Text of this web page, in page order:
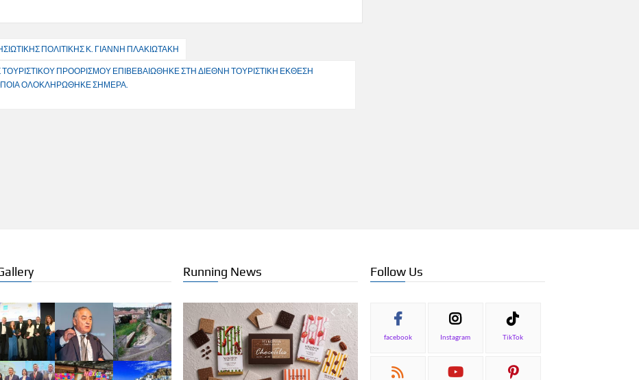
ΠΟΛΙΤΙΚΗΣ Κ. ΓΙΑΝΝΗ ΠΛΑΚΙΩΤΑΚΗ
ΠΡΟΟΡΙΣΜΟΥ ΕΠΙΒΕΒΑΙΩΘΗΚΕ ΣΤΗ ΔΙΕΘΝΗ ΤΟΥΡΙΣΤΙΚΗ ΕΚΘΕΣΗ
ΟΠΟΙΑ ΟΛΟΚΛΗΡΩΘΗΚΕ ΣΗΜΕΡΑ.
Running News Follow Us
facebook Instagram TikTok